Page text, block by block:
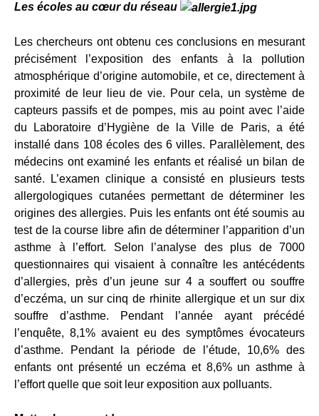
Les écoles au cœur du réseau
Les chercheurs ont obtenu ces conclusions en mesurant
précisément l’exposition des enfants à la pollution
atmosphérique d’origine automobile, et ce, directement à
proximité de leur lieu de vie. Pour cela, un système de
capteurs passifs et de pompes, mis au point avec l’aide
du Laboratoire d’Hygiène de la Ville de Paris, a été
installé dans 108 écoles des 6 villes. Parallèlement, des
médecins ont examiné les enfants et réalisé un bilan de
santé. L’examen clinique a consisté en plusieurs tests
allergologiques cutanées permettant de déterminer les
origines des allergies. Puis les enfants ont été soumis au
test de la course libre afin de déterminer l’apparition d’un
asthme à l’effort. Selon l’analyse des plus de 7000
questionnaires qui visaient à connaître les antécédents
d’allergies, près d’un jeune sur 4 a souffert ou souffre
d’eczéma, un sur cinq de rhinite allergique et un sur dix
souffre d’asthme. Pendant l’année ayant précédé
l’enquête, 8,1% avaient eu des symptômes évocateurs
d’asthme. Pendant la période de l’étude, 10,6% des
enfants ont présenté un eczéma et 8,6% un asthme à
l’effort quelle que soit leur exposition aux polluants.